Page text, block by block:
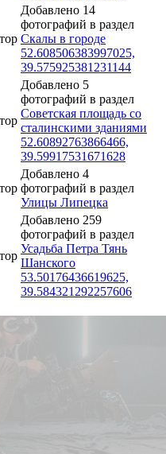
Добавлено 14
фотографий в раздел
Скалы в городе
52.608506383997025,
39.575925381231144
Добавлено 5
фотографий в раздел
Советская площадь со
сталинскими зданиями
52.60892763866466,
39.59917531671628
Добавлено 4
фотографий в раздел
Улицы Липецка
Добавлено 259
фотографий в раздел
Усадьба Петра Тянь
Шанского
53.50176436619625,
39.584321292257606